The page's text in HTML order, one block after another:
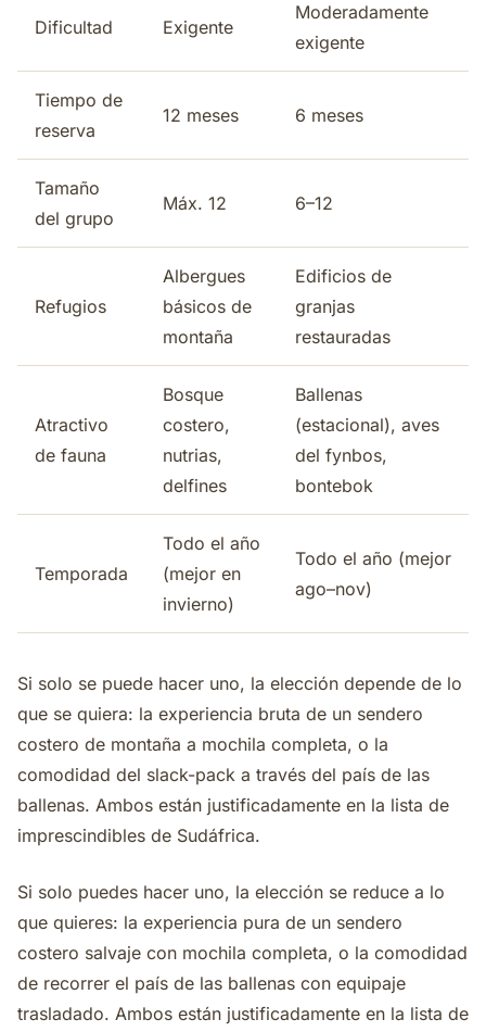
Dificultad Exigente
Moderadamente
exigente
Tiempo de
reserva
12 meses 6 meses
Tamaño
del grupo
Máx. 12 6–12
Refugios
Albergues
básicos de
montaña
Edificios de
granjas
restauradas
Atractivo
de fauna
Bosque
costero,
nutrias,
delfines
Ballenas
(estacional), aves
del fynbos,
bontebok
Temporada
Todo el año
(mejor en
invierno)
Todo el año (mejor
ago–nov)
Si solo se puede hacer uno, la elección depende de lo
que se quiera: la experiencia bruta de un sendero
costero de montaña a mochila completa, o la
comodidad del slack-pack a través del país de las
ballenas. Ambos están justificadamente en la lista de
imprescindibles de Sudáfrica.
Si solo puedes hacer uno, la elección se reduce a lo
que quieres: la experiencia pura de un sendero
costero salvaje con mochila completa, o la comodidad
de recorrer el país de las ballenas con equipaje
trasladado. Ambos están justificadamente en la lista de